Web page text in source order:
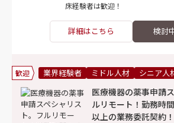
床経験者は歓迎！
詳細はこちら
歓迎 業界経験者 ミドル人材 シニア人
医療機器の薬事申請
ルリモート！勤務時
以上の業務委託契約！